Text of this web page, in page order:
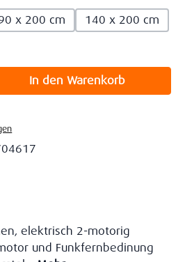
x 200 cm
140 x 200 cm
Gib den gewünschten
In den Warenkorb
elektrisch 2-motorig
und Funkfernbedinung